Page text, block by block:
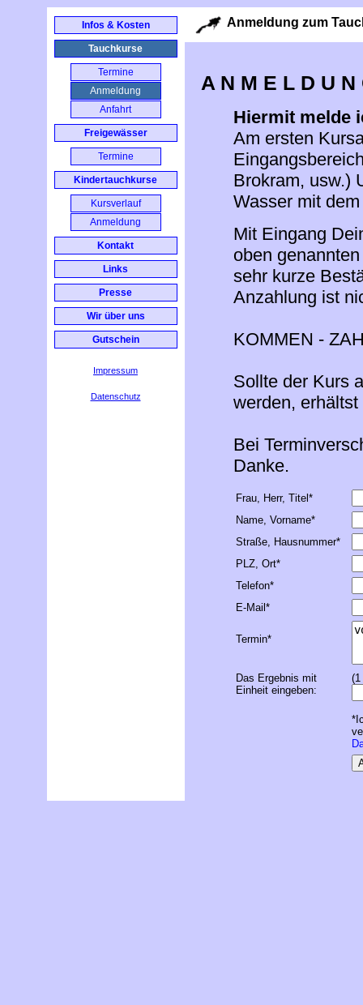
Infos & Kosten
Tauchkurse
Termine
Anmeldung
Anfahrt
Freigewässer
Termine
Kindertauchkurse
Kursverlauf
Anmeldung
Kontakt
Links
Presse
Wir über uns
Gutschein
Impressum
Datenschutz
Anmeldung zum
A N M E L D U N
Hiermit melde
Am ersten
Brokram, usw.)
Wasser mit
Mit Eingang
oben
sehr kurze
Anzahlung ist
KOMMEN -
Sollte der Kurs
werden,
Bei
Danke.
Frau, Herr, Titel*
Name, Vorname*
Straße, Hausnummer*
PLZ, Ort*
Telefon*
E-Mail*
Termin*
Das Ergebnis mit
Einheit eingeben:
(1